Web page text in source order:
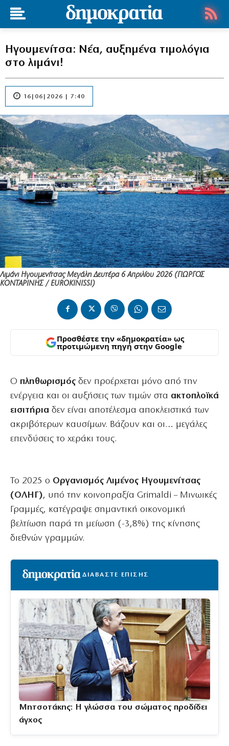
Ηγουμενίτσα: Νέα, αυξημένα τιμολόγια
στο λιμάνι!
16|06|2026 | 7:40
Λιμάνι Ηγουμενίτσας Μεγάλη Δευτέρα 6 Απριλίου 2026 (ΓΙΩΡΓΟΣ
ΚΟΝΤΑΡΙΝΗΣ / EUROKINISSI)
Προσθέστε την «δημοκρατία» ως
προτιμώμενη πηγή στην Google
Ο πληθωρισμός δεν προέρχεται μόνο από την
ενέργεια και οι αυξήσεις των τιμών στα ακτοπλοϊκά
εισιτήρια δεν είναι αποτέλεσμα αποκλειστικά των
ακριβότερων καυσίμων. Βάζουν και οι… μεγάλες
επενδύσεις το χεράκι τους.
Το 2025 ο Οργανισμός Λιμένος Ηγουμενίτσας
(ΟΛΗΓ), υπό την κοινοπραξία Grimaldi – Μινωικές
Γραμμές, κατέγραψε σημαντική οικονομική
βελτίωση παρά τη μείωση (-3,8%) της κίνησης
διεθνών γραμμών.
ΔΙΑΒΑΣΤΕ ΕΠΙΣΗΣ
Μητσοτάκης: Η γλώσσα του σώματος προδίδει
άγχος